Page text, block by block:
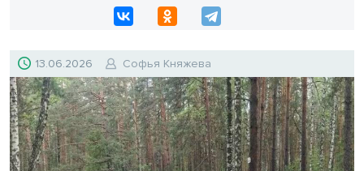
13.06.2026 Софья Княжева